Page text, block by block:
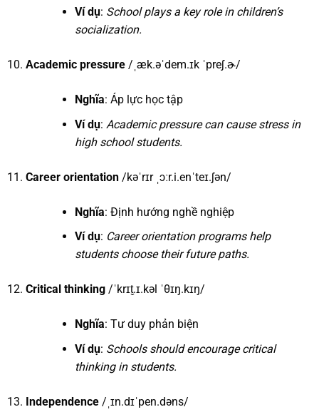
Ví dụ: School plays a key role in children’s
socialization.
Academic pressure/ˌæk.əˈdem.ɪk ˈpreʃ.ɚ/
Nghĩa: Áp lực học tập
Ví dụ: Academic pressure can cause stress in
high school students.
Career orientation/kəˈrɪr ˌɔːr.i.enˈteɪ.ʃən/
Nghĩa: Định hướng nghề nghiệp
Ví dụ: Career orientation programs help
students choose their future paths.
Critical thinking/ˈkrɪt̬.ɪ.kəl ˈθɪŋ.kɪŋ/
Nghĩa: Tư duy phản biện
Ví dụ: Schools should encourage critical
thinking in students.
Independence/ˌɪn.dɪˈpen.dəns/